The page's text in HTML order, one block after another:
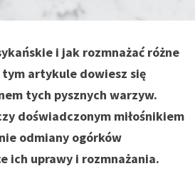
i jak rozmnażać różne
tym artykule dowiesz się
tych pysznych warzyw.
doświadczonym miłośnikiem
odmiany ogórków
ich uprawy i rozmnażania.